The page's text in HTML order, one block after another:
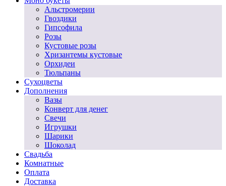
Альстромерии
Гвоздики
Гипсофила
Розы
Кустовые розы
Хризантемы кустовые
Орхидеи
Тюльпаны
Сухоцветы
Дополнения
Вазы
Конверт для денег
Свечи
Игрушки
Шарики
Шоколад
Свадьба
Комнатные
Оплата
Доставка